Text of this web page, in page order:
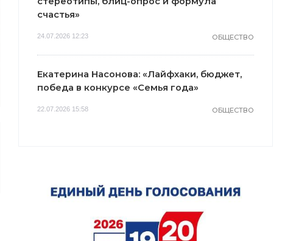
счастья»
24.07.2026 12:23 ОБЩЕСТВО
Екатерина Насонова: «Лайфхаки, бюджет,
победа в конкурсе «Семья года»
22.07.2026 15:58 ОБЩЕСТВО